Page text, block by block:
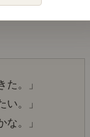
リアの
た。」
い。」
な。」